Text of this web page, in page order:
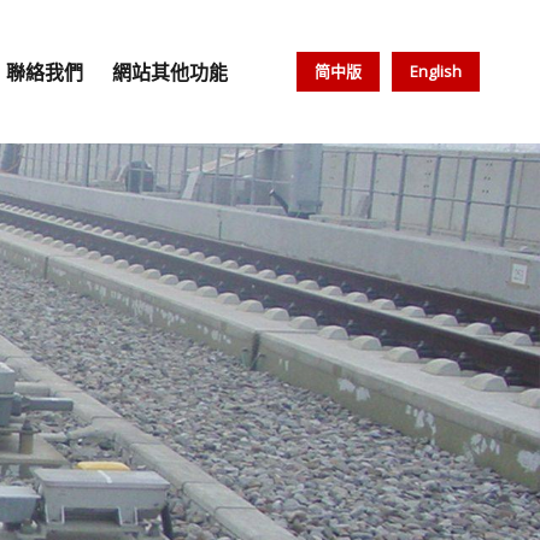
简中版 English
聯絡我們 網站其他功能